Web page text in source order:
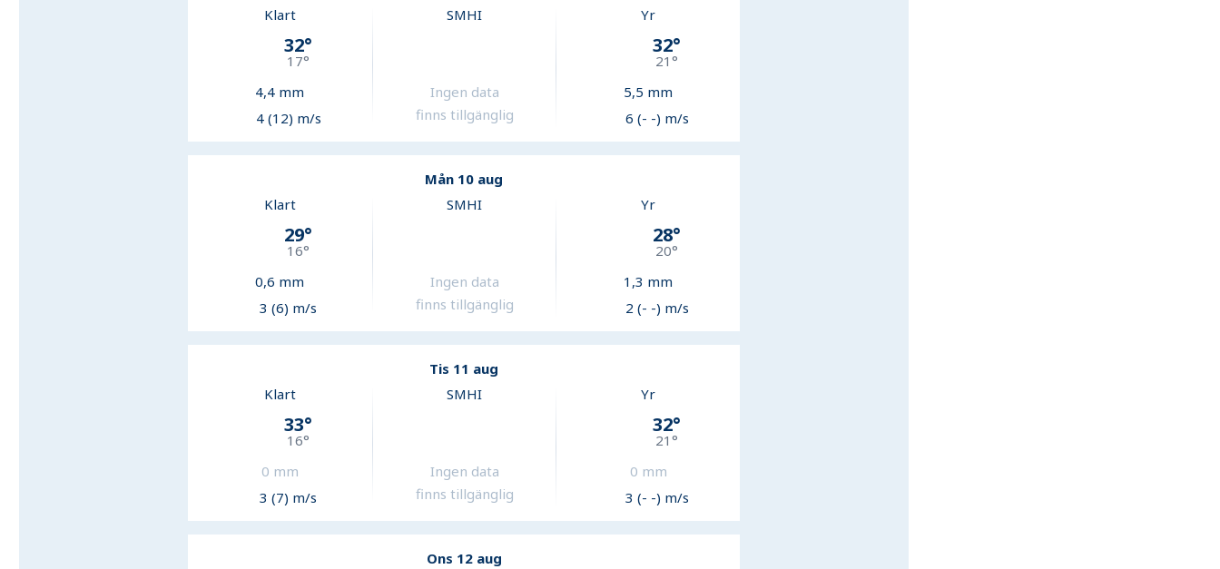
Klart
32°
17°
4,4 mm
4 (12) m/s
SMHI
Ingen data
finns tillgänglig
Yr
32°
21 °
5,5 mm
6 (- -) m/s
Mån 10 aug
Klart
29°
16°
0,6 mm
3 (6) m/s
SMHI
Ingen data
finns tillgänglig
Yr
28°
20°
1,3 mm
2 (- -) m/s
Tis 11 aug
Klart
33°
16°
0 mm
3 (7) m/s
SMHI
Ingen data
finns tillgänglig
Yr
32°
21 °
0 mm
3 (- -) m/s
Ons 12 aug